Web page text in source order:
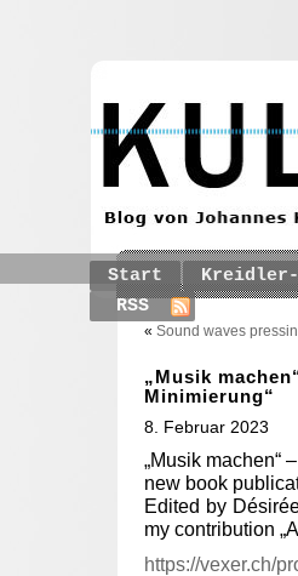
Start
RSS
« Sound waves
„Musik
Minimierung“
8. Februar 2023
„Musik machen“
new book
Edited by
my contribution
https://vexer.ch/